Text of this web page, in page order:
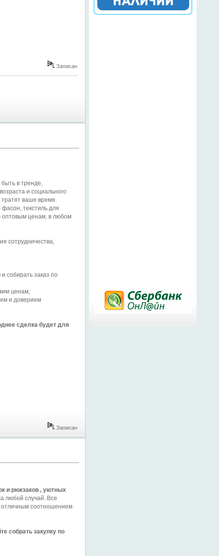
Записан
в тренде,
и социального
ваше время.
текстиль для
оптовым ценам, в любом
сотрудничества,
собирать заказ по
ценам;
и доверием
сделка будет для
Записан
и рюкзаков , уютных
любой случай. Все
соотношением
собрать закупку по